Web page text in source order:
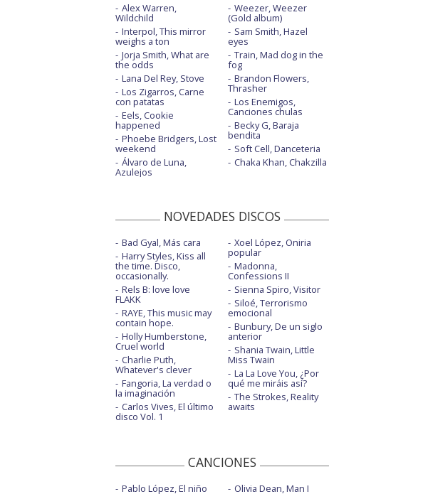
Alex Warren,
Wildchild
Interpol, This mirror
weighs a ton
Jorja Smith, What are
the odds
Lana Del Rey, Stove
Los Zigarros, Carne
con patatas
Eels, Cookie
happened
Phoebe Bridgers, Lost
weekend
Álvaro de Luna,
Azulejos
Weezer, Weezer
(Gold album)
Sam Smith, Hazel
eyes
Train, Mad dog in the
fog
Brandon Flowers,
Thrasher
Los Enemigos,
Canciones chulas
Becky G, Baraja
bendita
Soft Cell, Danceteria
Chaka Khan, Chakzilla
NOVEDADES DISCOS
Bad Gyal, Más cara
Harry Styles, Kiss all
the time. Disco,
occasionally.
Rels B: love love
FLAKK
RAYE, This music may
contain hope.
Holly Humberstone,
Cruel world
Charlie Puth,
Whatever's clever
Fangoria, La verdad o
la imaginación
Carlos Vives, El último
disco Vol. 1
Xoel López, Oniria
popular
Madonna,
Confessions II
Sienna Spiro, Visitor
Siloé, Terrorismo
emocional
Bunbury, De un siglo
anterior
Shania Twain, Little
Miss Twain
La La Love You, ¿Por
qué me miráis así?
The Strokes, Reality
awaits
CANCIONES
Pablo López, El niño Olivia Dean, Man I